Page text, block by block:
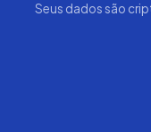
Seus dados são